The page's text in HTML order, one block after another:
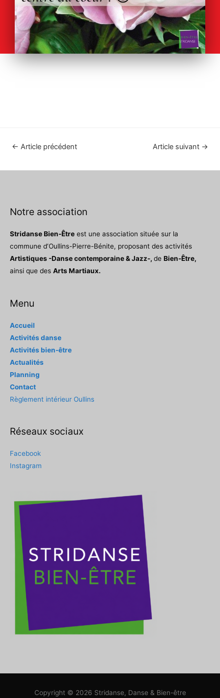
← Article précédent Article suivant →
Notre association
Stridanse Bien-Être est une association située sur la
commune d’Oullins-Pierre-Bénite, proposant des activités
Artistiques -Danse contemporaine & Jazz-, de Bien-Être,
ainsi que des Arts Martiaux.
Menu
Accueil
Activités danse
Activités bien-être
Actualités
Planning
Contact
Règlement intérieur Oullins
Réseaux sociaux
Facebook
Instagram
Copyright © 2026 Stridanse, Danse & Bien-être